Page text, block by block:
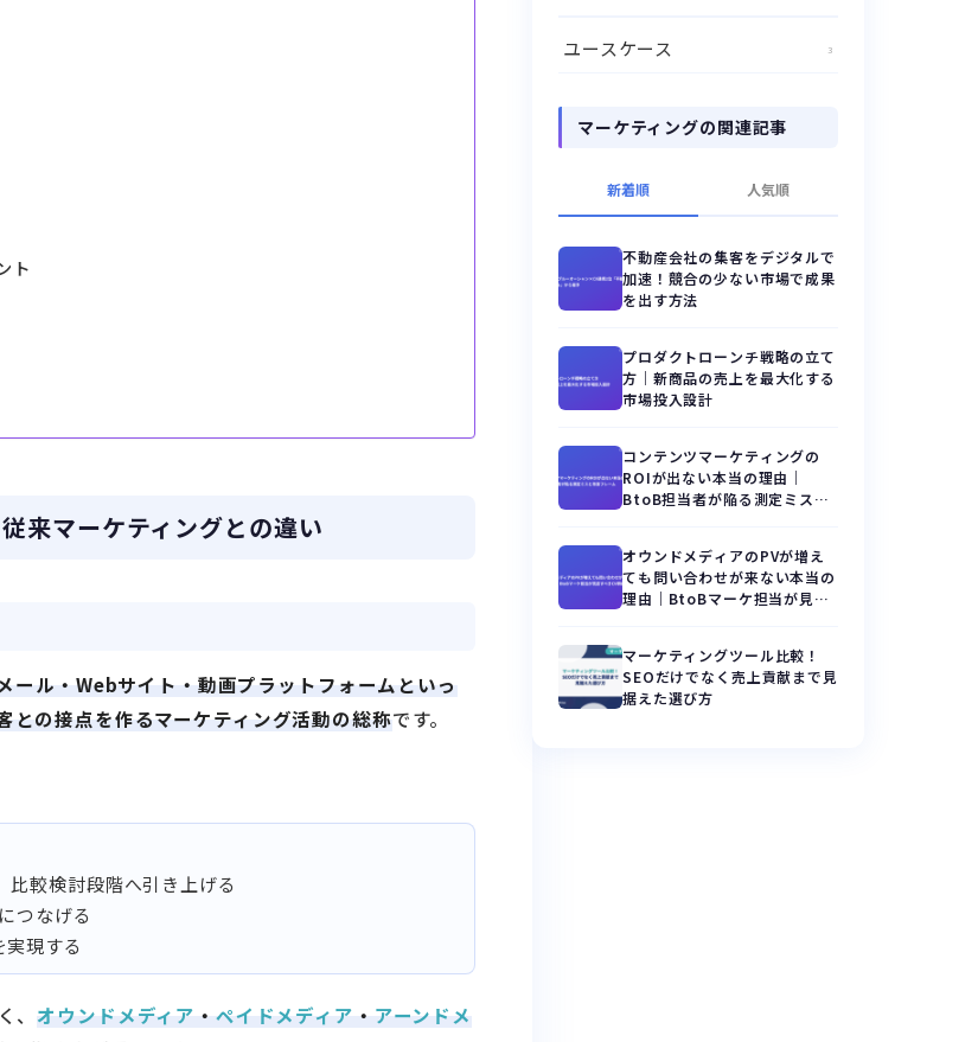
ト
来マーケティングとの違い
ール・Webサイト・動画プラットフォームといっ
との接点を作るマーケティング活動の総称です。
較検討段階へ引き上げる
つなげる
実現する
、オウンドメディア ・ ペイドメディア ・ アーンドメ
ユースケース 3
マーケティングの関連記事
新着順 人気順
不動産会社の集客をデジタルで
加速！競合の少ない市場で成果
を出す方法
プロダクトローンチ戦略の立て
方｜新商品の売上を最大化する
市場投入設計
コンテンツマーケティングの
ROIが出ない本当の理由｜
BtoB担当者が陥る測定ミスと
オウンドメディアのPVが増え
ても問い合わせが来ない本当の
理由｜BtoBマーケ担当が見直
マーケティングツール比較！
SEOだけでなく売上貢献まで見
据えた選び方